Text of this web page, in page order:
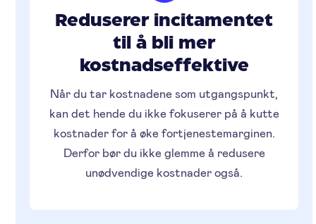
Reduserer incitamentet
til å bli mer
kostnadseffektive
Når du tar kostnadene som utgangspunkt,
kan det hende du ikke fokuserer på å kutte
kostnader for å øke fortjenestemarginen.
Derfor bør du ikke glemme å redusere
unødvendige kostnader også.